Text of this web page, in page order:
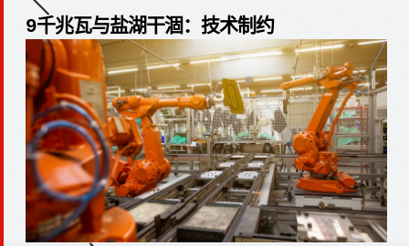
9千兆瓦与盐湖干涸：技术制约